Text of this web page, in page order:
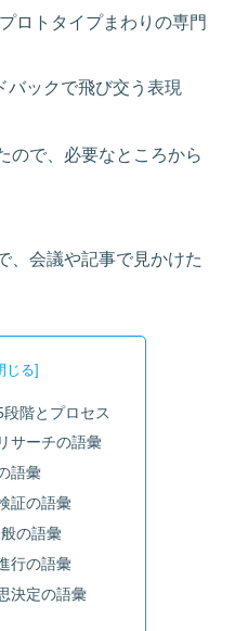
ロトタイプまわりの専門
バックで飛び交う表現
ので、必要なところから
、会議や記事で見かけた
階とプロセス
サーチの語彙
語彙
証の語彙
の語彙
行の語彙
決定の語彙